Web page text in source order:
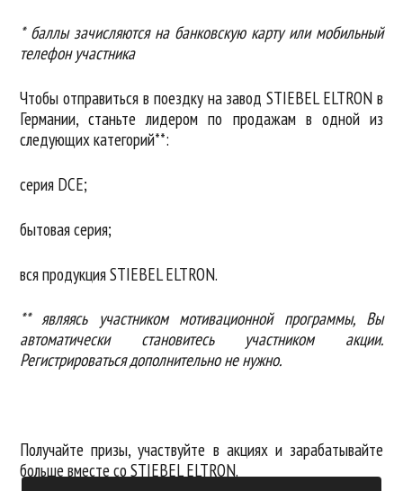
* баллы зачисляются на банковскую карту или мобильный
телефон участника
Чтобы отправиться в поездку на завод STIEBEL ELTRON в
Германии, станьте лидером по продажам в одной из
следующих категорий**:
серия DCE;
бытовая серия;
вся продукция STIEBEL ELTRON.
** являясь участником мотивационной программы, Вы
автоматически становитесь участником акции.
Регистрироваться дополнительно не нужно.
Получайте призы, участвуйте в акциях и зарабатывайте
больше вместе со STIEBEL ELTRON.